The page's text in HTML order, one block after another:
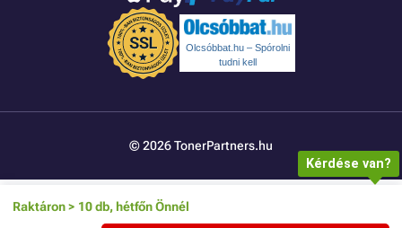
Raktáron > 10 db, hétfőn Önnél
Olcsóbbat.hu – Spórolni
tudni kell
© 2026 TonerPartners.hu
Kérdése van?